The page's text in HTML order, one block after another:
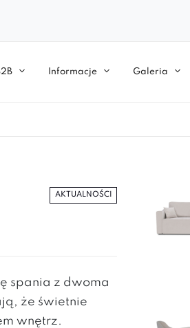
Informacje Galeria
AKTUALNOŚCI
spania z dwoma
że świetnie
wnętrz.